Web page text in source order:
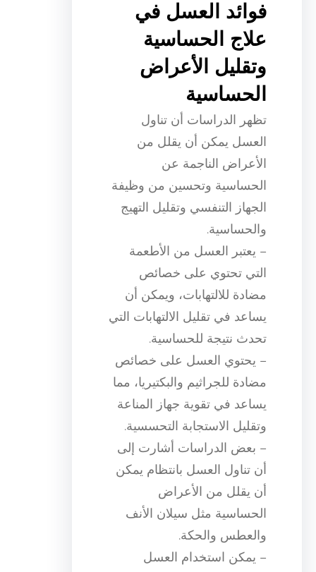
فوائد العسل في
علاج الحساسية
وتقليل الأعراض
الحساسية
تظهر الدراسات أن تناول
العسل يمكن أن يقلل من
الأعراض الناجمة عن
الحساسية وتحسين من وظيفة
الجهاز التنفسي وتقليل التهيج
والحساسية.
– يعتبر العسل من الأطعمة
التي تحتوي على خصائص
مضادة للالتهابات، ويمكن أن
يساعد في تقليل الالتهابات التي
تحدث نتيجة للحساسية.
– يحتوي العسل على خصائص
مضادة للجراثيم والبكتيريا، مما
يساعد في تقوية جهاز المناعة
وتقليل الاستجابة التحسسية.
– بعض الدراسات أشارت إلى
أن تناول العسل بانتظام يمكن
أن يقلل من الأعراض
الحساسية مثل سيلان الأنف
والعطس والحكة.
– يمكن استخدام العسل